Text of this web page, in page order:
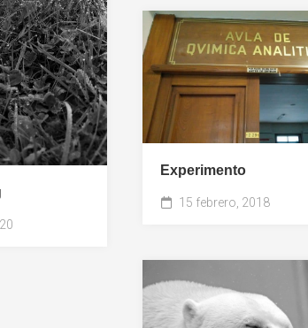
Viajes
Experimento
15 febrero, 2018